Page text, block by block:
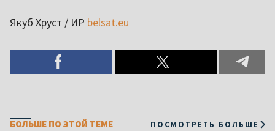
Якуб Хруст / ИР belsat.eu
БОЛЬШЕ ПО ЭТОЙ ТЕМЕ ПОСМОТРЕТЬ БОЛЬШЕ